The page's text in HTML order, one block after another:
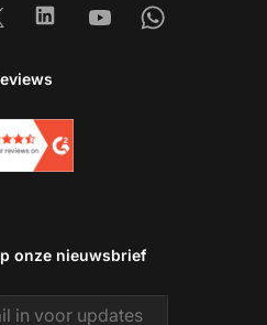
LinkedinYoutubeWhatsapp
onze nieuwsbrief